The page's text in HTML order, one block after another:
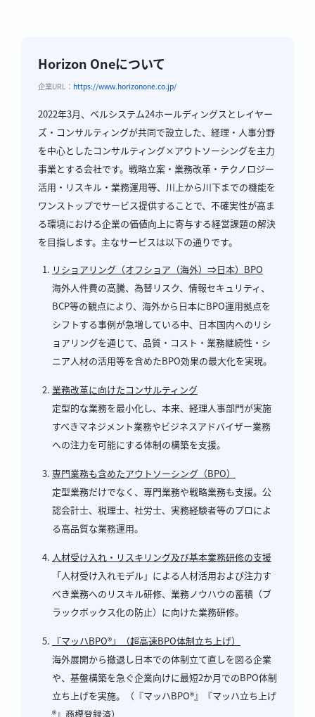
Horizon Oneについて
企業URL： https://www.horizonone.co.jp/
2022年3月、ベルシステム24ホールディングスとレイヤー
ズ・コンサルティングが共同で設立した、経理・人事分野
を中心としたコンサルティング×アウトソーシングを主力
事業とする会社です。戦略立案・業務改革・テクノロジー
活用・リスキル・業務運用等、川上から川下までの機能を
ワンストップでサービス提供することで、不確実性が高ま
る環境における企業の価値向上に寄与する経営課題の解決
を目指します。主なサービスは以下の通りです。
リショアリング（オフショア（海外）⇒日本）BPO
海外人件費の高騰、為替リスク、情報セキュリティ、
BCP等の観点により、海外から日本にBPO運用拠点を
シフトする事例が急増している中、日本国内へのリシ
ョアリングを通じて、品質・コスト・業務継続性・シ
ニア人材の活用等を含めたBPO効果の最大化を実現。
業務改革に向けたコンサルティング
定型的な業務を最小化し、本来、経理人事部門が実施
すべきマネジメント業務やビジネスアドバイザー業務
への注力を可能にする体制の構築を支援。
専門業務も含めたアウトソーシング（BPO）
定型業務だけでなく、専門業務や戦略業務も支援。公
認会計士、税理士、社労士、実務経験者等のプロによ
る高品質な業務運用。
人材受け入れ・リスキリング及び基本業務研修の支援
「人材受け入れモデル」による人材活用および注力す
べき業務へのリスキル研修、業務ノウハウの蓄積（ブ
ラックボックス化の防止）に向けた業務研修。
『マッハBPO®』（超高速BPO体制立ち上げ）
海外展開から撤退し日本での体制立て直しを図る企業
や、基盤構築を急ぐ企業向けに最短2か月でのBPO体制
立ち上げを実施。（『マッハBPO®』『マッハ立ち上げ
®』商標登録済）